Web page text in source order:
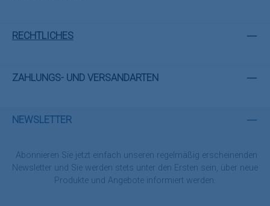
RECHTLICHES
ZAHLUNGS- UND VERSANDARTEN
NEWSLETTER
Abonnieren Sie jetzt einfach unseren regelmäßig erscheinenden
Newsletter und Sie werden stets unter den Ersten sein, über neue
Produkte und Angebote informiert werden.